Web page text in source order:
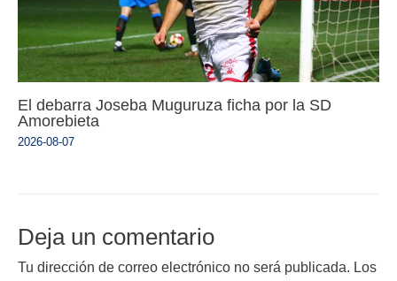
El debarra Joseba Muguruza ficha por la SD
Amorebieta
2026-08-07
Deja un comentario
Tu dirección de correo electrónico no será publicada. Los